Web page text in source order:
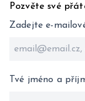
Pozvěte své
Zadejte e-
Tvé jméno a